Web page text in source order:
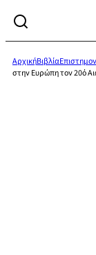
ΑρχικήΒιβλία
στην Ευρώπη τον 20ό